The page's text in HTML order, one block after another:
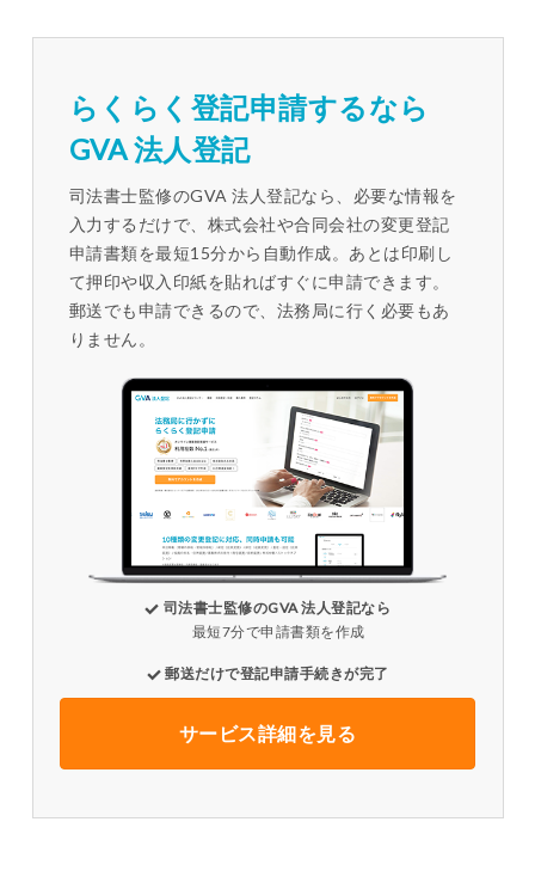
らくらく登記申請するなら
GVA 法人登記
司法書士監修のGVA 法人登記なら、必要な情報を
入力するだけで、株式会社や合同会社の変更登記
申請書類を最短15分から自動作成。あとは印刷し
て押印や収入印紙を貼ればすぐに申請できます。
郵送でも申請できるので、法務局に行く必要もあ
りません。
司法書士監修のGVA 法人登記なら
最短7分で申請書類を作成
郵送だけで登記申請手続きが完了
サービス詳細を見る